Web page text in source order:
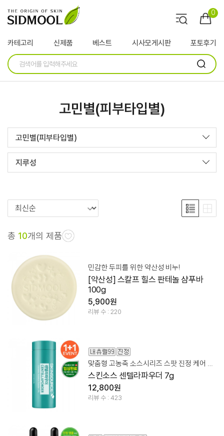
0
카테고리 신제품 베스트 시사모게시판 포토후기
고민별(피부타입별)
고민별(피부타입별)
지루성
총 10개의 제품
민감한 두피를 위한 약산성 비누!
[약산성] 스칼프 힐스 판테놀 샴푸바
100g
5,900원
리뷰 수 : 220
맞춤형 고농축 소스시리즈 스팟 진정 케어 파우더
스킨소스 센텔라파우더 7g
12,800원
리뷰 수 : 423